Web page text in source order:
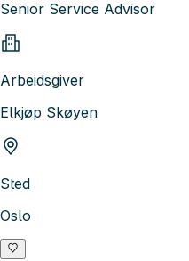
Senior Service Advisor
Arbeidsgiver
Elkjøp Skøyen
Sted
Oslo